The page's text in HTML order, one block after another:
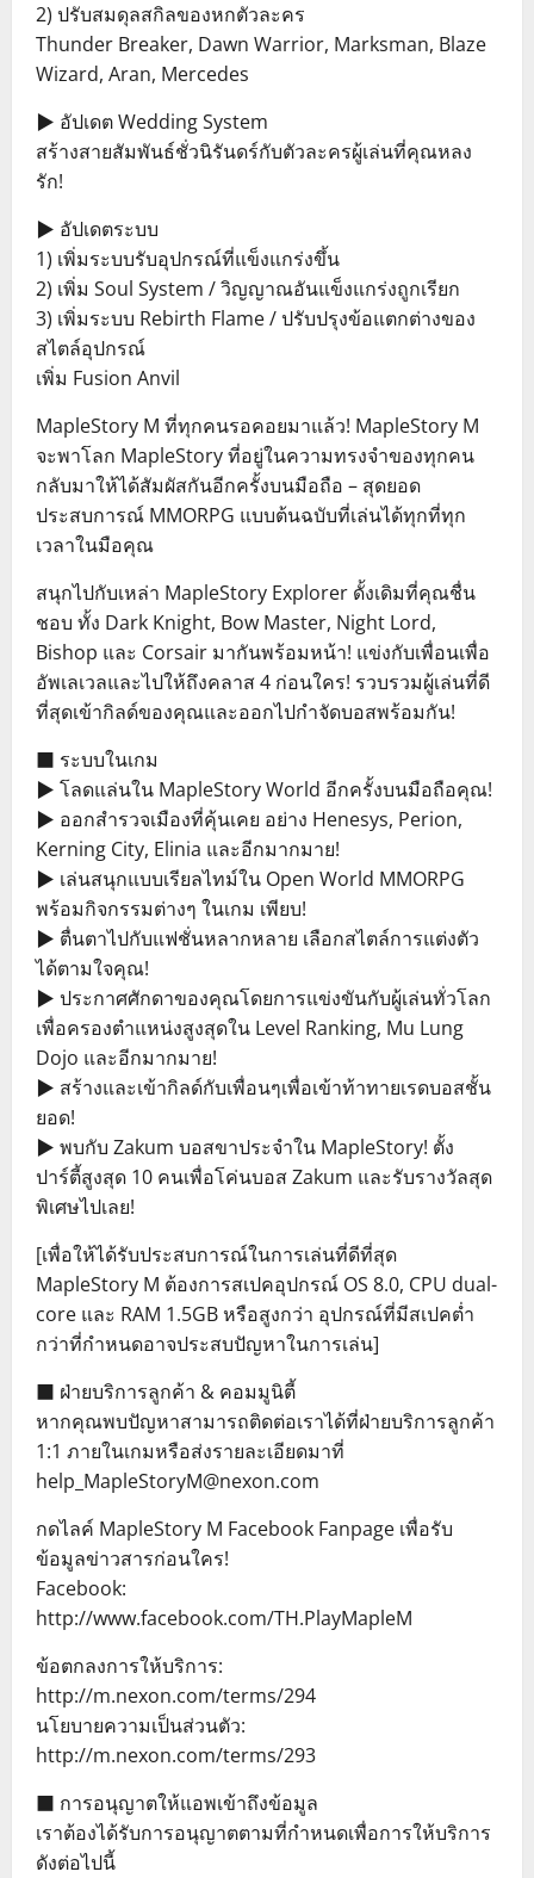
2) ปรับสมดุลสกิลของหกตัวละคร
Thunder Breaker, Dawn Warrior, Marksman, Blaze
Wizard, Aran, Mercedes
▶ อัปเดต Wedding System
สร้างสายสัมพันธ์ชั่วนิรันดร์กับตัวละครผู้เล่นที่คุณหลง
รัก!
▶ อัปเดตระบบ
1) เพิ่มระบบรับอุปกรณ์ที่แข็งแกร่งขึ้น
2) เพิ่ม Soul System / วิญญาณอันแข็งแกร่งถูกเรียก
3) เพิ่มระบบ Rebirth Flame / ปรับปรุงข้อแตกต่างของ
สไตล์อุปกรณ์
เพิ่ม Fusion Anvil
MapleStory M ที่ทุกคนรอคอยมาแล้ว! MapleStory M
จะพาโลก MapleStory ที่อยู่ในความทรงจำของทุกคน
กลับมาให้ได้สัมผัสกันอีกครั้งบนมือถือ – สุดยอด
ประสบการณ์ MMORPG แบบต้นฉบับที่เล่นได้ทุกที่ทุก
เวลาในมือคุณ
สนุกไปกับเหล่า MapleStory Explorer ดั้งเดิมที่คุณชื่น
ชอบ ทั้ง Dark Knight, Bow Master, Night Lord,
Bishop และ Corsair มากันพร้อมหน้า! แข่งกับเพื่อนเพื่อ
อัพเลเวลและไปให้ถึงคลาส 4 ก่อนใคร! รวบรวมผู้เล่นที่ดี
ที่สุดเข้ากิลด์ของคุณและออกไปกำจัดบอสพร้อมกัน!
■ ระบบในเกม
▶ โลดแล่นใน MapleStory World อีกครั้งบนมือถือคุณ!
▶ ออกสำรวจเมืองที่คุ้นเคย อย่าง Henesys, Perion,
Kerning City, Elinia และอีกมากมาย!
▶ เล่นสนุกแบบเรียลไทม์ใน Open World MMORPG
พร้อมกิจกรรมต่างๆ ในเกม เพียบ!
▶ ตื่นตาไปกับแฟชั่นหลากหลาย เลือกสไตล์การแต่งตัว
ได้ตามใจคุณ!
▶ ประกาศศักดาของคุณโดยการแข่งขันกับผู้เล่นทั่วโลก
เพื่อครองตำแหน่งสูงสุดใน Level Ranking, Mu Lung
Dojo และอีกมากมาย!
▶ สร้างและเข้ากิลด์กับเพื่อนๆเพื่อเข้าท้าทายเรดบอสชั้น
ยอด!
▶ พบกับ Zakum บอสขาประจำใน MapleStory! ตั้ง
ปาร์ตี้สูงสุด 10 คนเพื่อโค่นบอส Zakum และรับรางวัลสุด
พิเศษไปเลย!
[เพื่อให้ได้รับประสบการณ์ในการเล่นที่ดีที่สุด
MapleStory M ต้องการสเปคอุปกรณ์ OS 8.0, CPU dual-
core และ RAM 1.5GB หรือสูงกว่า อุปกรณ์ที่มีสเปคต่ำ
กว่าที่กำหนดอาจประสบปัญหาในการเล่น]
■ ฝ่ายบริการลูกค้า & คอมมูนิตี้
หากคุณพบปัญหาสามารถติดต่อเราได้ที่ฝ่ายบริการลูกค้า
1:1 ภายในเกมหรือส่งรายละเอียดมาที่
help_MapleStoryM@nexon.com
กดไลค์ MapleStory M Facebook Fanpage เพื่อรับ
ข้อมูลข่าวสารก่อนใคร!
Facebook:
http://www.facebook.com/TH.PlayMapleM
ข้อตกลงการให้บริการ:
http://m.nexon.com/terms/294
นโยบายความเป็นส่วนตัว:
http://m.nexon.com/terms/293
■ การอนุญาตให้แอพเข้าถึงข้อมูล
เราต้องได้รับการอนุญาตตามที่กำหนดเพื่อการให้บริการ
ดังต่อไปนี้